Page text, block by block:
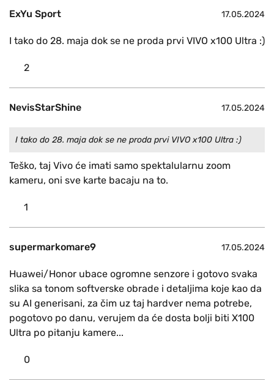
ExYu Sport 17.05.2024
I tako do 28. maja dok se ne proda prvi VIVO x100 Ultra :)
2
NevisStarShine 17.05.2024
I tako do 28. maja dok se ne proda prvi VIVO x100 Ultra :)
Teško, taj Vivo će imati samo spektalularnu zoom
kameru, oni sve karte bacaju na to.
1
supermarkomare9 17.05.2024
Huawei/Honor ubace ogromne senzore i gotovo svaka
slika sa tonom softverske obrade i detaljima koje kao da
su AI generisani, za čim uz taj hardver nema potrebe,
pogotovo po danu, verujem da će dosta bolji biti X100
Ultra po pitanju kamere...
0